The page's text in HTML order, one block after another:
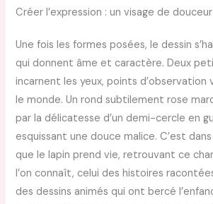
Créer l’expression : un visage de
Une fois les formes posées, le dessin
qui donnent âme et caractère. Deux
incarnent les yeux, points
le monde. Un rond subtilement rose
par la délicatesse d’un demi-cercle en
esquissant une douce malice. C’est
que le lapin prend vie, retrouvant ce
l’on connaît, celui des histoires
des dessins animés qui ont bercé